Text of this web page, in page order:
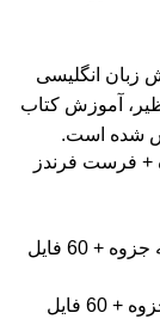
انگلیسی کودک + 3 جزوه + فرست فرندز
(21 ساعت آموزش گیتار کلاسیک + 242 صفحه جزوه + 60 فایل